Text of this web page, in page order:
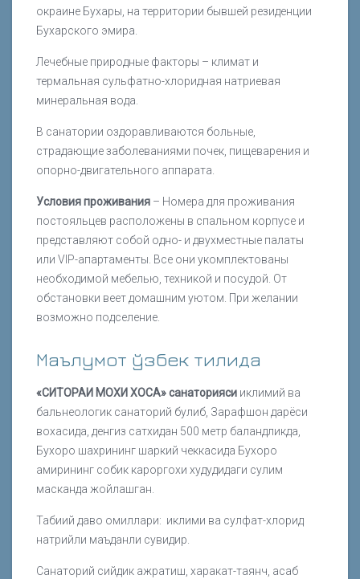
окраине Бухары, на территории бывшей резиденции
Бухарского эмира.
Лечебные природные факторы – климат и
термальная сульфатно-хлоридная натриевая
минеральная вода.
В санатории оздоравливаются больные,
страдающие заболеваниями почек, пищеварения и
опорно-двигательного аппарата.
Условия проживания – Номера для проживания
постояльцев расположены в спальном корпусе и
представляют собой одно- и двухместные палаты
или VIP-апартаменты. Все они укомплектованы
необходимой мебелью, техникой и посудой. От
обстановки веет домашним уютом. При желании
возможно подселение.
Маълумот ўзбек тилида
«СИТОРАИ МОХИ ХОСА» санаторияси иклимий ва
бальнеологик санаторий булиб, Зарафшон дарёси
вохасида, денгиз сатхидан 500 метр баландликда,
Бухоро шахрининг шаркий чеккасида Бухоро
амирининг собик кароргохи худудидаги сулим
масканда жойлашган.
Табиий даво омиллари: иклими ва сулфат-хлорид
натрийли маъданли сувидир.
Санаторий сийдик ажратиш, харакат-таянч, асаб